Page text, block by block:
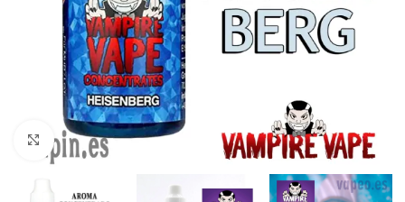
Haga Click para agrandar